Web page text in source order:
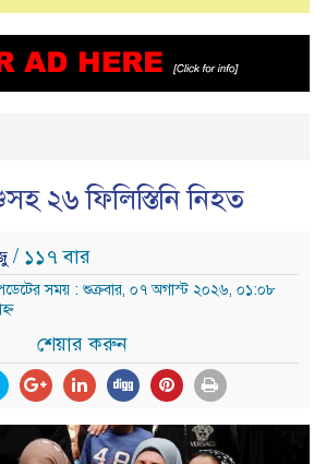
২৬ ফিলিস্তিনি নিহত
/ ১১৭ বার
সময় : শুক্রবার, ০৭ অগাস্ট ২০২৬, ০১:০৮
শেয়ার করুন